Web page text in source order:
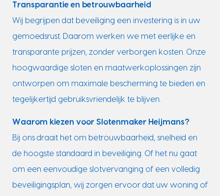
Transparantie en betrouwbaarheid
Wij begrijpen dat beveiliging een investering is in uw
gemoedsrust. Daarom werken we met eerlijke en
transparante prijzen, zonder verborgen kosten. Onze
hoogwaardige sloten en maatwerkoplossingen zijn
ontworpen om maximale bescherming te bieden en
tegelijkertijd gebruiksvriendelijk te blijven.
Waarom kiezen voor Slotenmaker Heijmans?
Bij ons draait het om betrouwbaarheid, snelheid en
de hoogste standaard in beveiliging. Of het nu gaat
om een eenvoudige slotvervanging of een volledig
beveiligingsplan, wij zorgen ervoor dat uw woning of